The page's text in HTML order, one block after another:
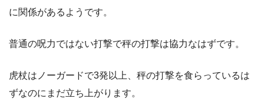
に関係があるようです。
普通の呪力ではない打撃で秤の打撃は協力なはずです。
虎杖はノーガードで3発以上、秤の打撃を食らっているは
ずなのにまだ立ち上がります。